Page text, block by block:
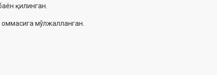
қилинган.
мўлжалланган.